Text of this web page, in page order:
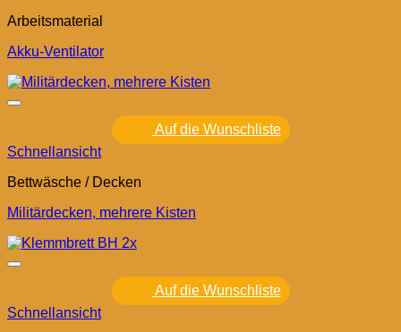
Arbeitsmaterial
Akku-Ventilator
Auf die Wunschliste
Schnellansicht
Bettwäsche / Decken
Militärdecken, mehrere Kisten
Auf die Wunschliste
Schnellansicht